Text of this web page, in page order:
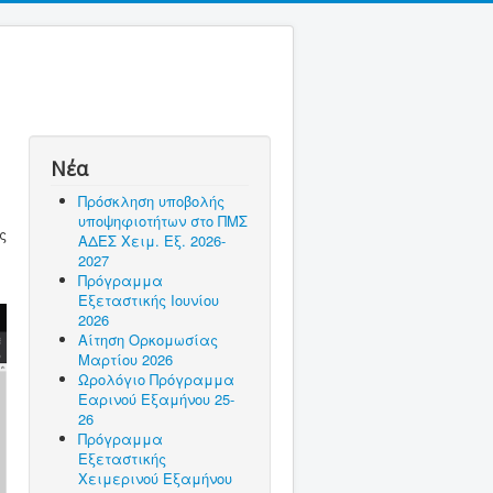
Νέα
Πρόσκληση υποβολής
υποψηφιοτήτων στο ΠΜΣ
ΑΔΕΣ Χειμ. Εξ. 2026-
2027
Πρόγραμμα
Εξεταστικής Ιουνίου
2026
Αίτηση Ορκομωσίας
Μαρτίου 2026
Ωρολόγιο Πρόγραμμα
Εαρινού Εξαμήνου 25-
26
Πρόγραμμα
Εξεταστικής
Χειμερινού Εξαμήνου